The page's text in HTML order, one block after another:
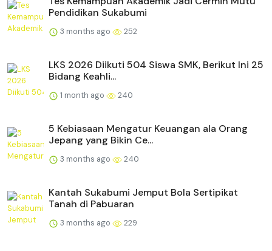
Pendidikan Sukabumi
3 months ago 252
LKS 2026 Diikuti 504 Siswa SMK, Berikut Ini 25
Bidang Keahli...
1 month ago 240
5 Kebiasaan Mengatur Keuangan ala Orang
Jepang yang Bikin Ce...
3 months ago 240
Kantah Sukabumi Jemput Bola Sertipikat
Tanah di Pabuaran
3 months ago 229